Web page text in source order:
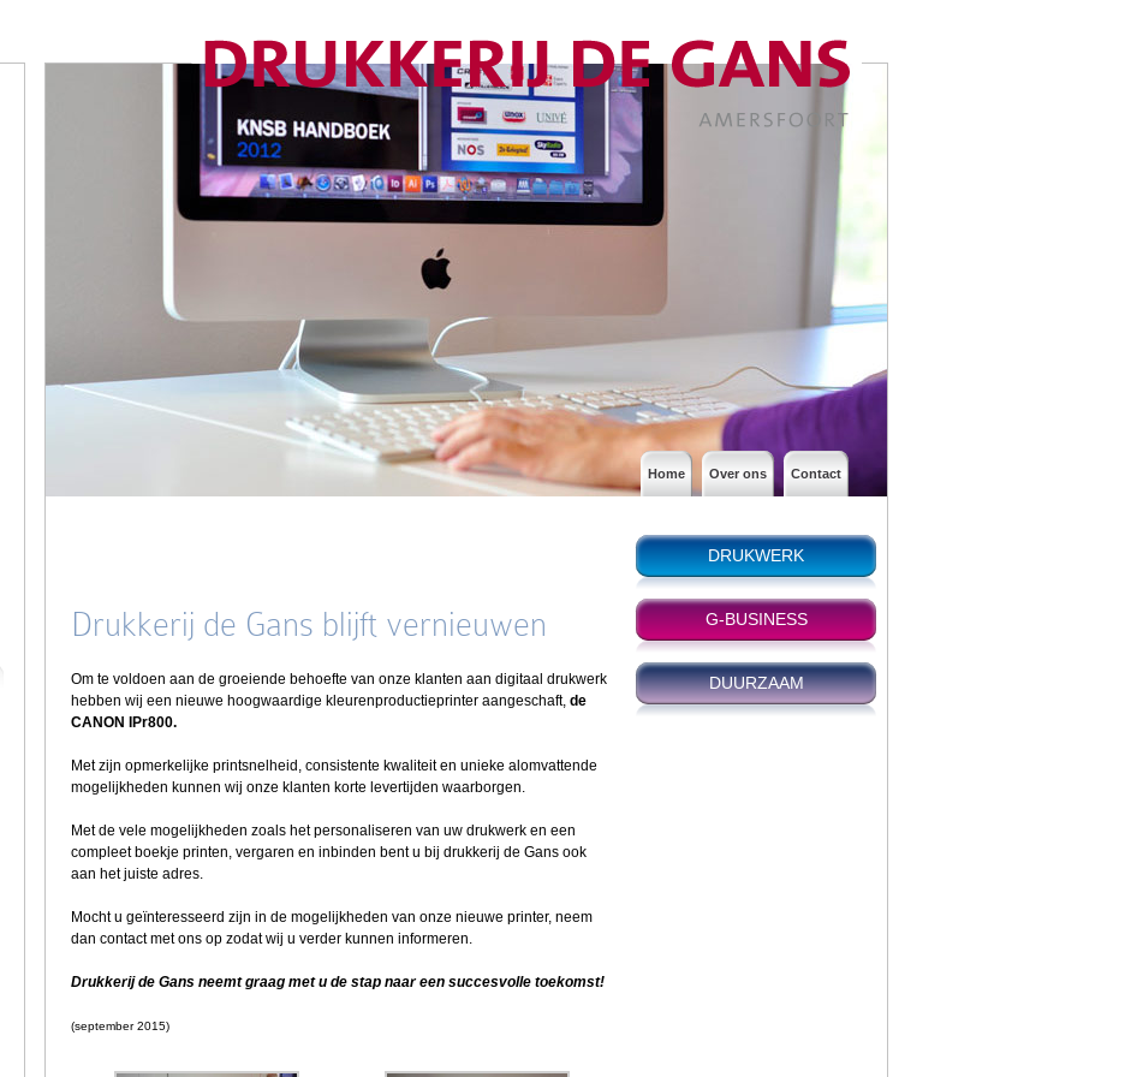
Drukkerij de Gans blijft vernieuwen
Om te voldoen aan de groeiende behoefte van onze klanten aan digitaal drukwerk
hebben wij een nieuwe hoogwaardige kleurenproductieprinter aangeschaft, de
CANON IPr800.
Met zijn opmerkelijke printsnelheid, consistente kwaliteit en unieke alomvattende
mogelijkheden kunnen wij onze klanten korte levertijden waarborgen.
Met de vele mogelijkheden zoals het personaliseren van uw drukwerk en een
compleet boekje printen, vergaren en inbinden bent u bij drukkerij de Gans ook
aan het juiste adres.
Mocht u geïnteresseerd zijn in de mogelijkheden van onze nieuwe printer, neem
dan contact met ons op zodat wij u verder kunnen informeren.
Drukkerij de Gans neemt graag met u de stap naar een succesvolle toekomst!
(september 2015)
Home Over ons Contact
DRUKWERK
G-BUSINESS
DUURZAAM